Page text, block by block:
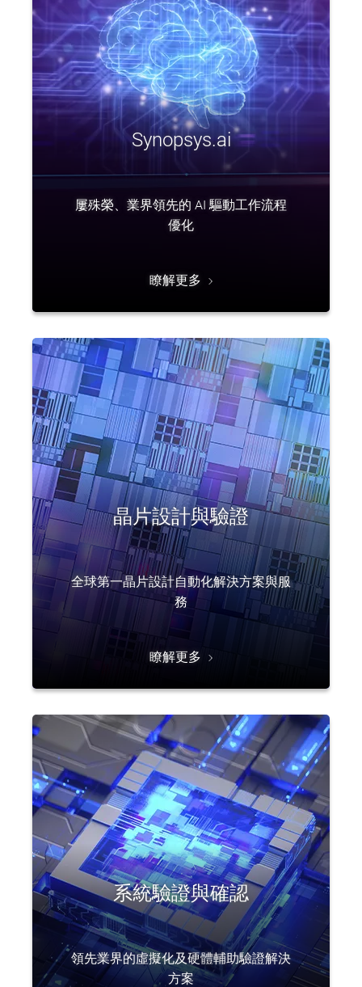
Synopsys.ai
屢殊榮、業界領先的 AI 驅動工作流程
優化
瞭解更多
晶片設計與驗證
全球第一晶片設計自動化解決方案與服
務
瞭解更多
系統驗證與確認
領先業界的虛擬化及硬體輔助驗證解決
方案